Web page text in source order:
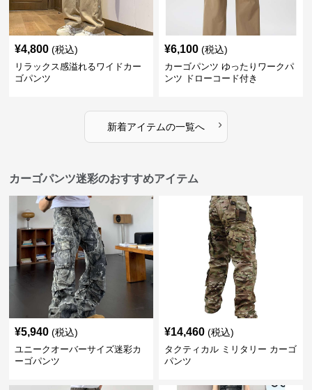
¥4,800 (税込)
リラックス感溢れるワイドカー
ゴパンツ
¥6,100 (税込)
カーゴパンツ ゆったりワークパ
ンツ ドローコード付き
新着アイテムの一覧へ ›
カーゴパンツ迷彩のおすすめアイテム
¥5,940 (税込)
ユニークオーバーサイズ迷彩カ
ーゴパンツ
¥14,460 (税込)
タクティカル ミリタリー カーゴ
パンツ